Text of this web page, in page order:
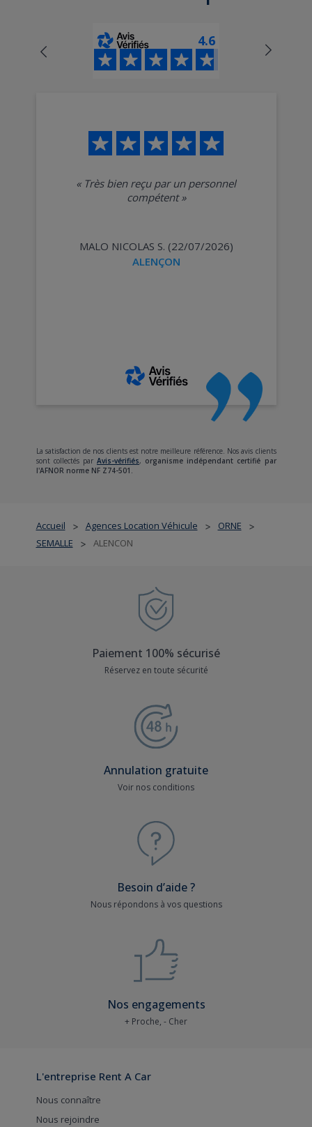
Accueil > Agences Location Véhicule > ORNE >
SEMALLE > ALENCON
4.6
« Très bien reçu par un personnel
compétent»
MALO NICOLAS S. (22/07/2026)
ALENÇON
La satisfaction de nos clients est notre meilleure référence. Nos avis clients
sont collectés par Avis-vérifiés, organisme indépendant certifié par
l'AFNOR norme NF Z74-501.
Paiement 100% sécurisé
Réservez en toute sécurité
Annulation gratuite
Voir nos conditions
Besoin d’aide ?
Nous répondons à vos questions
Nos engagements
+ Proche, - Cher
L'entreprise Rent A Car
Nous connaître
Nous rejoindre